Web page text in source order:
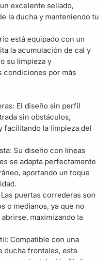
excelente sellado,
la ducha y manteniendo tu
está equipado con un
la acumulación de cal y
su limpieza y
condiciones por más
El diseño sin perfil
sin obstáculos,
facilitando la limpieza del
Su diseño con líneas
se adapta perfectamente
aportando un toque
puertas correderas son
o medianos, ya que no
maximizando la
Compatible con una
ducha frontales, esta